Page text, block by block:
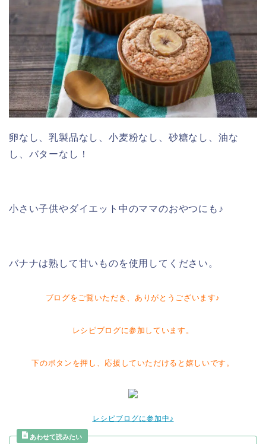
卵なし、乳製品なし、小麦粉なし、砂糖なし、油な
し、バターなし！
小さい子供やダイエット中のママのおやつにも♪
バナナは熟して甘いものを使用してください。
ブログをご覧いただき、ありがとうございます♪
レシピブログに参加しています。
下のボタンを押し、応援していただけると嬉しいです。
レシピブログに参加中♪